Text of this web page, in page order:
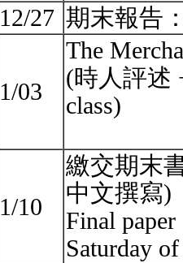
12/27 期末報告
1/03
The
(時人評述
class)
1/10
繳交期末
中文撰寫)
Final paper
Saturday